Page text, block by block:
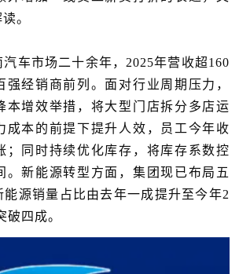
。
车市场二十余年，2025年营收超160
强经销商前列。面对行业周期压力，
本增效举措，将大型门店拆分多店运
成本的前提下提升人效，员工今年收
；同时持续优化库存，将库存系数控
。新能源转型方面，集团现已布局五
能源销量占比由去年一成提升至今年2
破四成。